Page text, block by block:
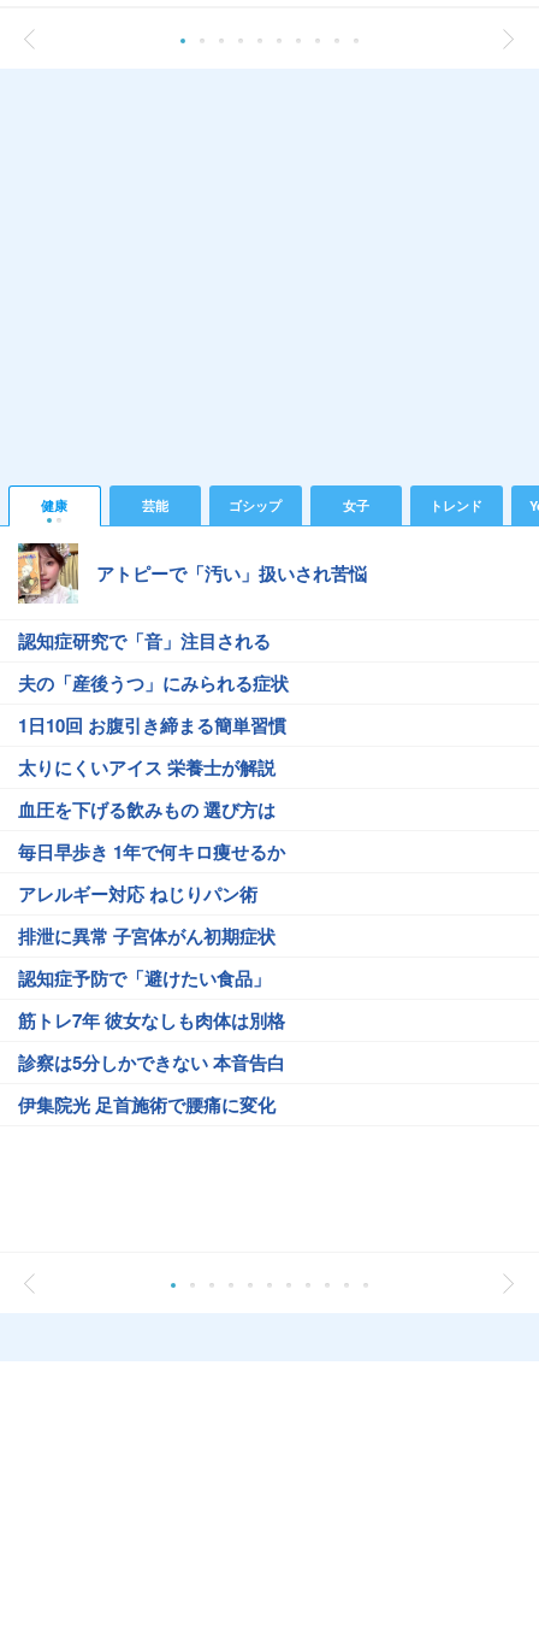
健康 芸能 ゴシップ 女子 トレンド
アトピーで「汚い」扱いされ苦悩
認知症研究で「音」注目される
夫の「産後うつ」にみられる症状
1日10回 お腹引き締まる簡単習慣
太りにくいアイス 栄養士が解説
血圧を下げる飲みもの 選び方は
毎日早歩き 1年で何キロ痩せるか
アレルギー対応 ねじりパン術
排泄に異常 子宮体がん初期症状
認知症予防で「避けたい食品」
筋トレ7年 彼女なしも肉体は別格
診察は5分しかできない 本音告白
伊集院光 足首施術で腰痛に変化